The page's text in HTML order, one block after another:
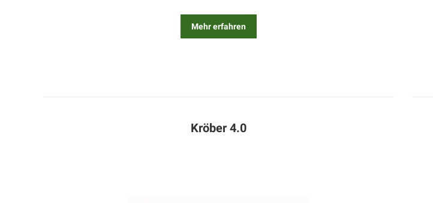
Mehr erfahren
Kröber 4.0